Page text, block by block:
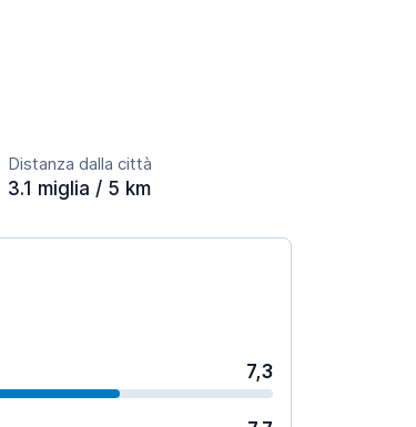
Distanza dalla città
3.1 miglia / 5 km
7,3